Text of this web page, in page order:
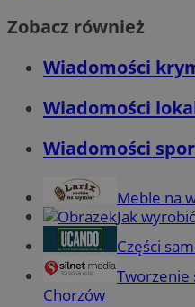
Zobacz również
Wiadomości
Wiadomości
Wiadomości
Meble na
Jak
Części
Chorzów